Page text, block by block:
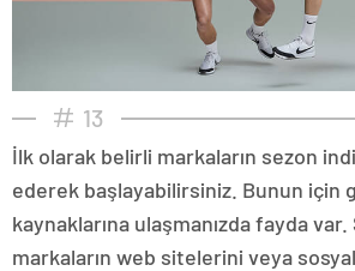
13
İlk olarak belirli markaların sezon
ederek başlayabilirsiniz. Bunun için
kaynaklarına ulaşmanızda fayda
markaların web sitelerini veya